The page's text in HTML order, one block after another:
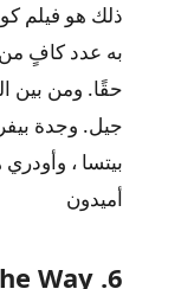
ذلك هو فيلم
به عدد كافٍ من
حقًا. ومن بين
جيل. وجدة
بيتسا ،
أميدون
6. Single All The Way